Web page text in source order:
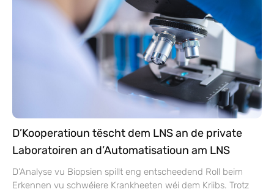
D’Kooperatioun tëscht dem LNS an de private
Laboratoiren an d’Automatisatioun am LNS
D’Analyse vu Biopsien spillt eng entscheedend Roll beim
Erkennen vu schwéiere Krankheeten wéi dem Kriibs. Trotz